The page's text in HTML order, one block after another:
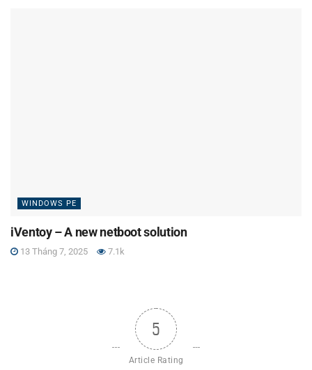
WINDOWS PE
iVentoy – A new netboot solution
13 Tháng 7, 2025 7.1k
5
Article Rating